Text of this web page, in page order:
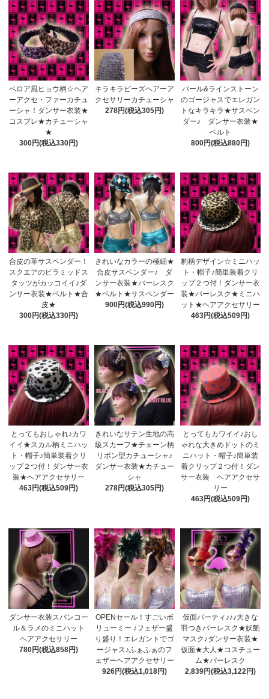
ベロア風ヒョウ柄☆ヘア
ーアクセ・ファーカチュ
ーシャ！ダンサー衣装★
コスプレ★カチューシャ
★
300円(税込330円)
キラキラビーズヘアーア
クセサリーカチューシャ
278円(税込305円)
パール&ラインストーン
のゴージャスでエレガン
トなキラキラ★サスペン
ダー♪ ダンサー衣装★
ベルト
800円(税込880円)
合皮の革サスペンダー！
スクエアのピラミッドス
タッツがカッコイイ♪ダ
ンサー衣装★ベルト★合
皮★
300円(税込330円)
きれいなカラーの極細★
合皮サスペンダー♪ ダ
ンサー衣装★バーレスク
★ベルト★サスペンダー
900円(税込990円)
豹柄デザイン☆ミニハッ
ト・帽子♪簡単装着クリ
ップ２つ付！ダンサー衣
装★バーレスク★ミニハ
ット★ヘアアクセサリー
463円(税込509円)
とってもおしゃれ♪カワ
イイ★スカル柄ミニハッ
ト・帽子♪簡単装着クリ
ップ２つ付！ダンサー衣
装★ヘアアクセサリー
463円(税込509円)
きれいなサテン生地の高
級スカーフ★チェーン柄
リボン型カチューシャ♪
ダンサー衣装★カチュー
シャ
278円(税込305円)
とってもカワイイ♪おし
ゃれな大きめドットのミ
ニハット・帽子♪簡単装
着クリップ２つ付！ダン
サー衣装 ヘアアクセサ
リー
463円(税込509円)
ダンサー衣装スパンコー
ル＆ラメのミニハット
ヘアアクセサリー
780円(税込858円)
OPENセール！すごいボ
リューミー ♪フェザー盛
り盛り！エレガントでゴ
ージャス♪ふぁふぁのフ
ェザーヘアアクセサリー
926円(税込1,018円)
仮面パーティ♪♪♪大きな
羽つきバーレスク★妖艶
マスク♪ダンサー衣装★
仮面★大人★コスチュー
ム★バーレスク
2,839円(税込3,122円)